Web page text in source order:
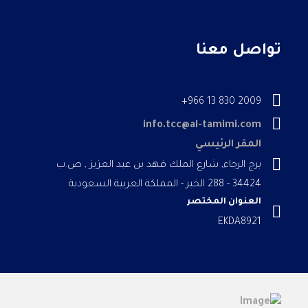
تواصل معنا
2009 830 13 966+
info.tcc@al-tamimi.com
المقر الرئيسي
برج الرجاء, شارع الملك فهد بن عبد العزيز , ص.ب
34424 - 288 الخبر - المملكة العربية السعودية
العنوان المختصر
EKDA8921